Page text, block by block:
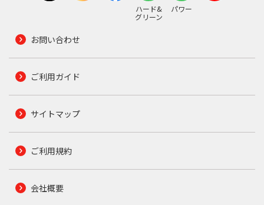
ハード&
グリーン
パワー
お問い合わせ
ご利用ガイド
サイトマップ
ご利用規約
会社概要